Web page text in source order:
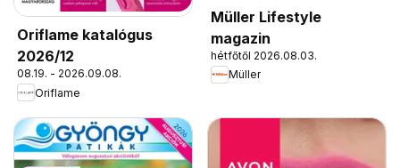
Oriflame katalógus
2026/12
08.19. - 2026.09.08.
Oriflame
Müller Lifestyle
magazin
hétfőtől 2026.08.03.
Müller